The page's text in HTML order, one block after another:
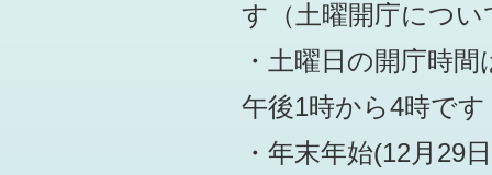
す （土曜開庁につ
・土曜日の開庁時
午後1時から4時です
・年末年始(12月29